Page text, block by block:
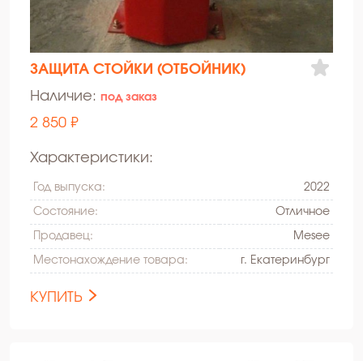
ЗАЩИТА СТОЙКИ (ОТБОЙНИК)
Наличие: под заказ
2 850 ₽
Характеристики:
Год выпуска: 2022
Состояние: Oтличное
Продавец: Mesee
Местонахождение товара: г. Екатеринбург
КУПИТЬ